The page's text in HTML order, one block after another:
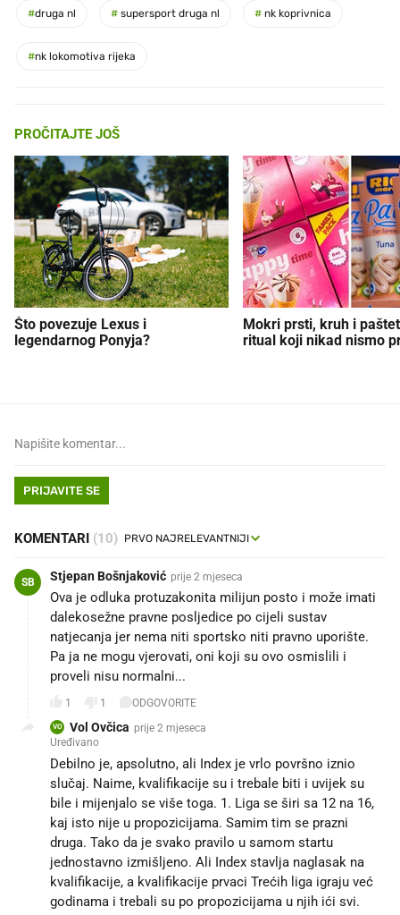
#druga nl # supersport druga nl # nk koprivnica
#nk lokomotiva rijeka
PROČITAJTE JOŠ
Što povezuje Lexus i
legendarnog Ponyja?
Mokri prsti, kruh i
ritual koji nikad nismo
PRIJAVITE SE
KOMENTARI (10)
SB Stjepan Bošnjaković prije 2 mjeseca
Ova je odluka protuzakonita milijun posto i može imati
dalekosežne pravne posljedice po cijeli sustav
natjecanja jer nema niti sportsko niti pravno uporište.
Pa ja ne mogu vjerovati, oni koji su ovo osmislili i
proveli nisu normalni...
1 1 ODGOVORITE
VO Vol Ovčica prije 2 mjeseca
Uređivano
Debilno je, apsolutno, ali Index je vrlo površno iznio
slučaj. Naime, kvalifikacije su i trebale biti i uvijek su
bile i mijenjalo se više toga. 1. Liga se širi sa 12 na 16,
kaj isto nije u propozicijama. Samim tim se prazni
druga. Tako da je svako pravilo u samom startu
jednostavno izmišljeno. Ali Index stavlja naglasak na
kvalifikacije, a kvalifikacije prvaci Trećih liga igraju već
godinama i trebali su po propozicijama u njih ići svi.